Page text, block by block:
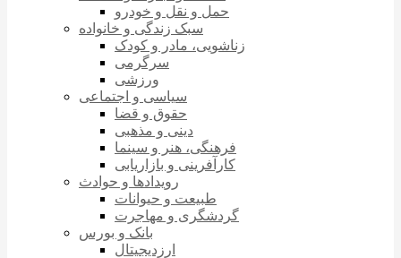
حمل و نقل و خودرو
سبک زندگی و خانواده
زناشویی، مادر و کودک
سرگرمی
ورزشی
سیاسی و اجتماعی
حقوق و قضا
دینی و مذهبی
فرهنگی، هنر و سینما
کارآفرینی و بازاریابی
رویدادها و حوادث
طبیعت و حیوانات
گردشگری و مهاجرت
بانک و بورس
ارزدیجیتال